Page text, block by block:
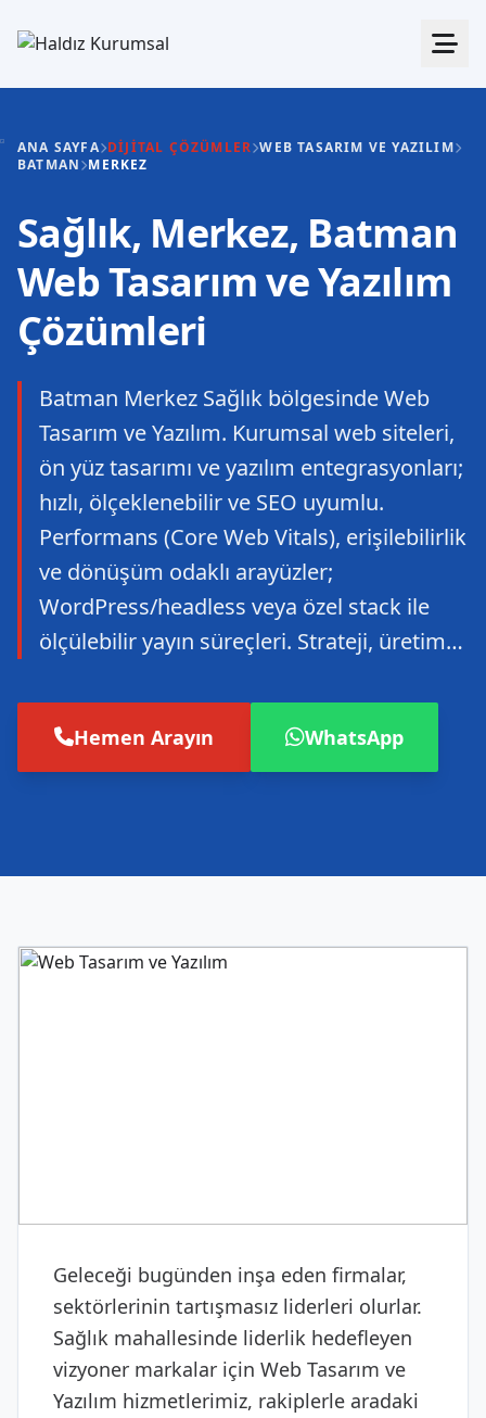
ANA SAYFA DIJITAL ÇÖZÜMLER WEB TASARIM VE YAZILIM
BATMAN MERKEZ
Sağlık, Merkez, Batman
Web Tasarım ve Yazılım
Çözümleri
Batman Merkez Sağlık bölgesinde Web
Tasarım ve Yazılım. Kurumsal web siteleri,
ön yüz tasarımı ve yazılım entegrasyonları;
hızlı, ölçeklenebilir ve SEO uyumlu.
Performans (Core Web Vitals), erişilebilirlik
ve dönüşüm odaklı arayüzler;
WordPress/headless veya özel stack ile
ölçülebilir yayın süreçleri. Strateji, üretim…
Hemen Arayın WhatsApp
Geleceği bugünden inşa eden firmalar,
sektörlerinin tartışmasız liderleri olurlar.
Sağlık mahallesinde liderlik hedefleyen
vizyoner markalar için Web Tasarım ve
Yazılım hizmetlerimiz, rakiplerle aradaki